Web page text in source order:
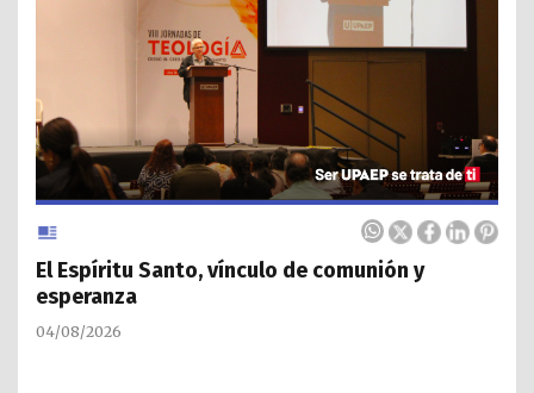
El Espíritu Santo, vínculo de comunión y
esperanza
04/08/2026